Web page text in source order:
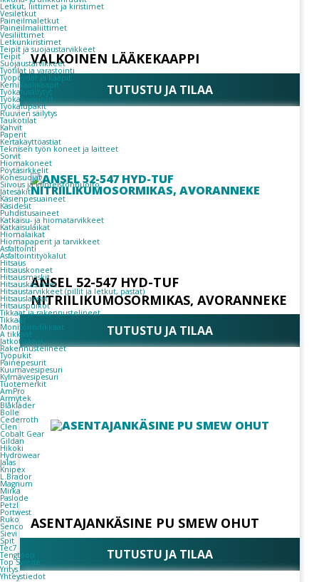
Letkut, liittimet ja kiristimet
Vesiletkut
Paineilmaletkut
Paineilmaliittimet
Vesiliittimet
Letkunkiristimet
Teipit ja suojaustarvikkeet
Teipit
Suojaustarvikkeet
Työtilat ja varastointi
Työpöydät ja kaapit
Kemikaalikaapit
Työkalusäilytys
Työkaluvaunut
Työkalupakit
Ruuvien säilytys
Taukotilat
Kahvit
Paperit
Kertakäyttöastiat
Teknisen työn koneet ja laitteet
Sorvit
Hiomakoneet
Pöytäsirkkelit
Konesuojat
Siivous ja kiinteistönhuolto
Jätesäkit
Käsienpesuaineet
Käsidesit
Puhdistusaineet
Katkaisu- ja hiomatarvikkeet
Katkaisulaikat
Hiomalaikat
Hiomapaperit ja tarvikkeet
Asfaltointi
Asfaltointityökalut
Hitsaus
Hitsauskoneet
Hitsausmaskit
Hitsauskäsineet
Hitsaustarvikkeet (pillit ja letkut, pastat)
Hitsauslangat
Hitsauspuikot
Tikkaat ja rakennustelineet
Tikkaat
Monitoimitikkaat
A tikkaat
Jatkotikkaat
Rakennustelineet
Työpukit
Painepesurit
Kuumavesipesuri
Kylmävesipesuri
Tuotemerkit
AmPro
Armytek
Blåkläder
Bolle
Cederroth
Clen
Cobalt Gear
Gildan
Hikoki
Hydrowear
Jalas
Knipex
L.Brador
Magnum
Mirka
Paslode
Petzl
Portwest
Ruko
Senco
Sievi
Spit
Tec7
Tengtools
Top Swede
Yritys
Yhteystiedot
VALKOINEN LÄÄKEKAAPPI
TUTUSTU JA TILAA
ANSEL 52-547 HYD-TUF
NITRIILIKUMOSORMIKAS, AVORANNEKE
TUTUSTU JA TILAA
ASENTAJANKÄSINE PU SMEW OHUT
TUTUSTU JA TILAA